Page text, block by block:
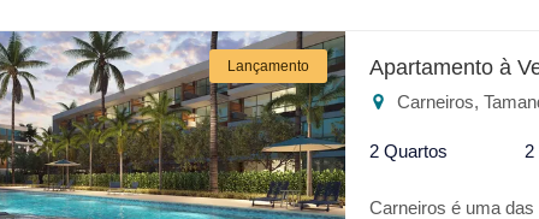
Brinquedoteca * Spa
Restaurante *
investimento o
Lançamento Apartamento à
Carneiros,
2 Quartos 2
Carneiros é uma